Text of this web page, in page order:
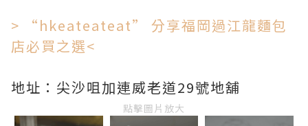
> “hkeateateat” 分享福岡過江龍麵包
店必買之選<
地址：尖沙咀加連威老道29號地舖
點擊圖片放大